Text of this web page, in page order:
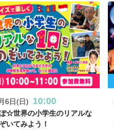
6日(日) 10:00
☆世界の小学生のリアルな
いてみよう！